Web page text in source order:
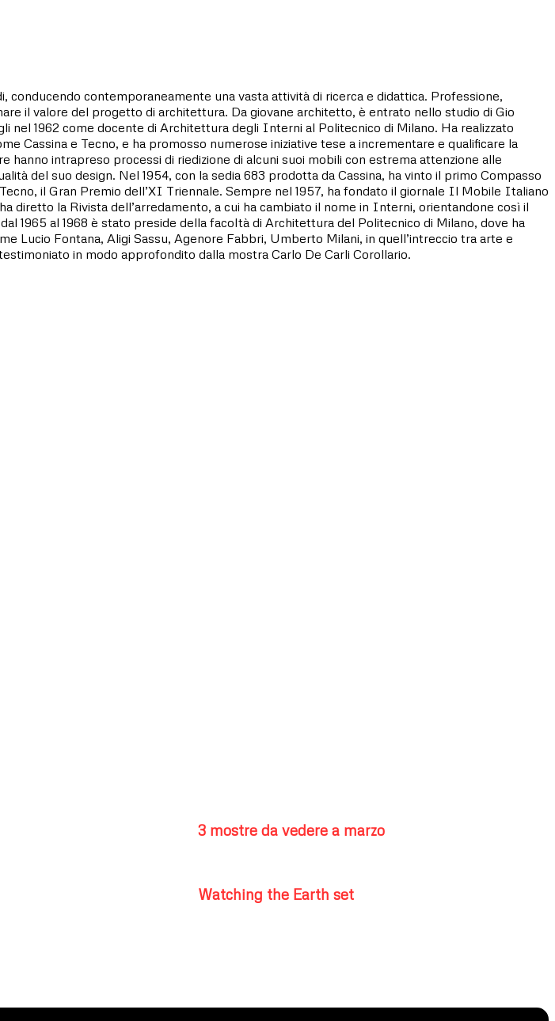
conducendo contemporaneamente una vasta attività di ricerca e didattica. Professione,
il valore del progetto di architettura. Da giovane architetto, è entrato nello studio di Gio
nel 1962 come docente di Architettura degli Interni al Politecnico di Milano. Ha realizzato
Cassina e Tecno, e ha promosso numerose iniziative tese a incrementare e qualificare la
intrapreso processi di riedizione di alcuni suoi mobili con estrema attenzione alle
del suo design. Nel 1954, con la sedia 683 prodotta da Cassina, ha vinto il primo Compasso
il Gran Premio dell’XI Triennale. Sempre nel 1957, ha fondato il giornale Il Mobile Italiano
diretto la Rivista dell’arredamento, a cui ha cambiato il nome in Interni, orientandone così il
1965 al 1968 è stato preside della facoltà di Architettura del Politecnico di Milano, dove ha
Lucio Fontana, Aligi Sassu, Agenore Fabbri, Umberto Milani, in quell’intreccio tra arte e
in modo approfondito dalla mostra Carlo De Carli Corollario.
3 mostre da vedere a marzo
Watching the Earth set